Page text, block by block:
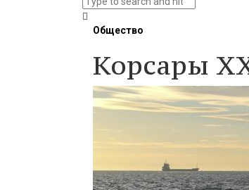
Общество
Корсары